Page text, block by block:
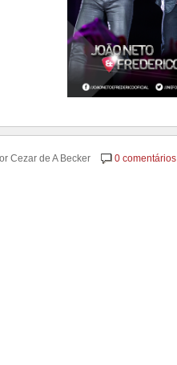
Cezar de A Becker 0 comentários